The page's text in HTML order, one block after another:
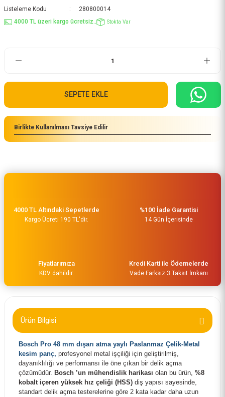
Listeleme Kodu
280800014
4000 TL üzeri kargo ücretsiz..
Stokta Var
SEPETE EKLE
Birlikte Kullanılması Tavsiye Edilir
Bosch Power Change Plus Adaptör 70 mm ve Ø 8.7 mm Şaft Girişli
648,00 TL
4000 TL Altındaki Sepetlerde
Kargo Ücreti 190 TL'dir.
%100 İade Garantisi
14 Gün İçerisinde
Fiyatlarımıza
KDV dahildir.
Kredi Karti ile Ödemelerde
Vade Farksız 3 Taksit İmkanı
Ürün Bilgisi
Bosch Pro 48 mm dışarı atma yaylı Paslanmaz Çelik-Metal
kesim panç, profesyonel metal işçiliği için geliştirilmiş,
dayanıklılığı ve performansı ile öne çıkan bir delik açma
çözümüdür. Bosch ’un mühendislik harikası olan bu ürün, %8
kobalt içeren yüksek hız çeliği (HSS) diş yapısı sayesinde,
standart delik açma testerelerine göre 2 kata kadar daha uzun